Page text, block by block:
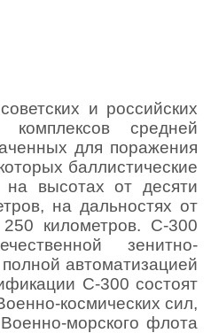
и российских
комплексов средней
для поражения
баллистические
высотах от десяти
на дальностях от
километров. С-300
зенитно-
автоматизацией
С-300 состоят
космических сил,
морского флота